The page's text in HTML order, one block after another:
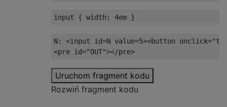
// TEST
input { width : 4em }
N: <input id=N value=5><button onclick="
<pre id="OUT"></pre>
Uruchom fragment kodu
Rozwiń fragment kodu